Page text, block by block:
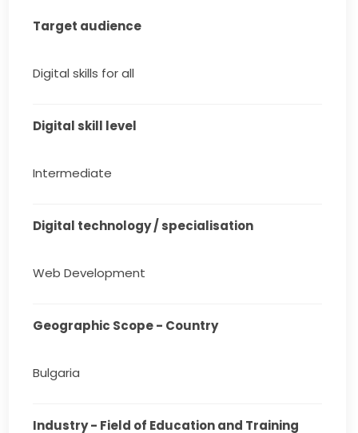
Target audience
Digital skills for all
Digital skill level
Intermediate
Digital technology / specialisation
Web Development
Geographic Scope - Country
Bulgaria
Industry - Field of Education and Training